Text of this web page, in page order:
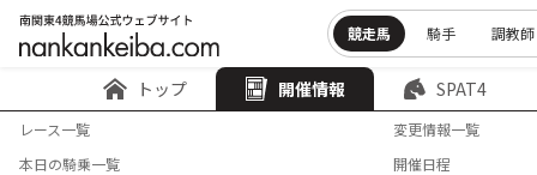
競走馬 騎手 調教師
トップ 開催情報 SPAT4
レース一覧
変更情報一覧
本日の騎乗一覧
開催日程